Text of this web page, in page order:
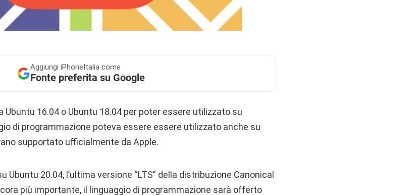
Aggiungi iPhoneItalia come
Fonte preferita su Google
Ubuntu 16.04 o Ubuntu 18.04 per poter essere utilizzato su
di programmazione poteva essere essere utilizzato anche su
supportato ufficialmente da Apple.
Ubuntu 20.04, l’ultima versione “LTS” della distribuzione Canonical
più importante, il linguaggio di programmazione sarà offerto